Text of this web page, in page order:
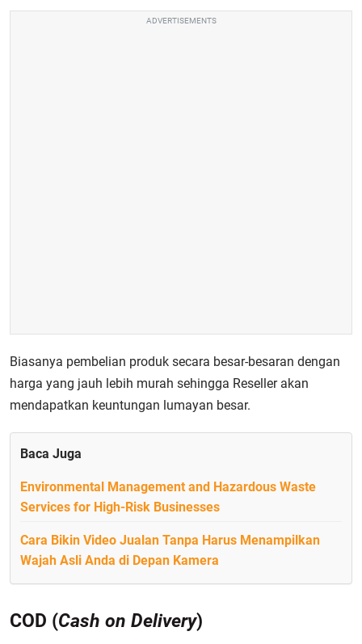
ADVERTISEMENTS
Biasanya pembelian produk secara besar-besaran dengan
harga yang jauh lebih murah sehingga Reseller akan
mendapatkan keuntungan lumayan besar.
Baca Juga
Environmental Management and Hazardous Waste
Services for High-Risk Businesses
Cara Bikin Video Jualan Tanpa Harus Menampilkan
Wajah Asli Anda di Depan Kamera
COD (Cash on Delivery)